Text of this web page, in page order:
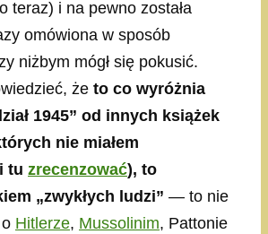
teraz) i na pewno została
omówiona w sposób
niżbym mógł się pokusić.
że to co wyróżnia
1945” od innych książek
nie miałem
tu zrecenzować), to
„zwykłych ludzi” — to nie
Hitlerze, Mussolinim, Pattonie